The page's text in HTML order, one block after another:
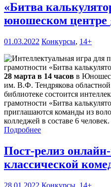
«Битва
юношеском центре
01.03.2022 Конкурсы, 14+
28 марта в 14 часов в
им. В.Ф. Тендрякова
библиотеке состоится
грамотности «Битва
приглашаются команды из
колледжей в составе 6 человек.
Подробнее
Пост-релиз
классической
28.01.2022 Конкурсы 14+